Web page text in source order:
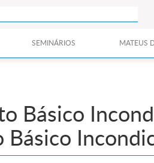
SEMINÁRIOS MATEUS
Básico
Básico